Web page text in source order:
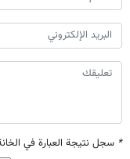
* سجل نتيجة العبارة في